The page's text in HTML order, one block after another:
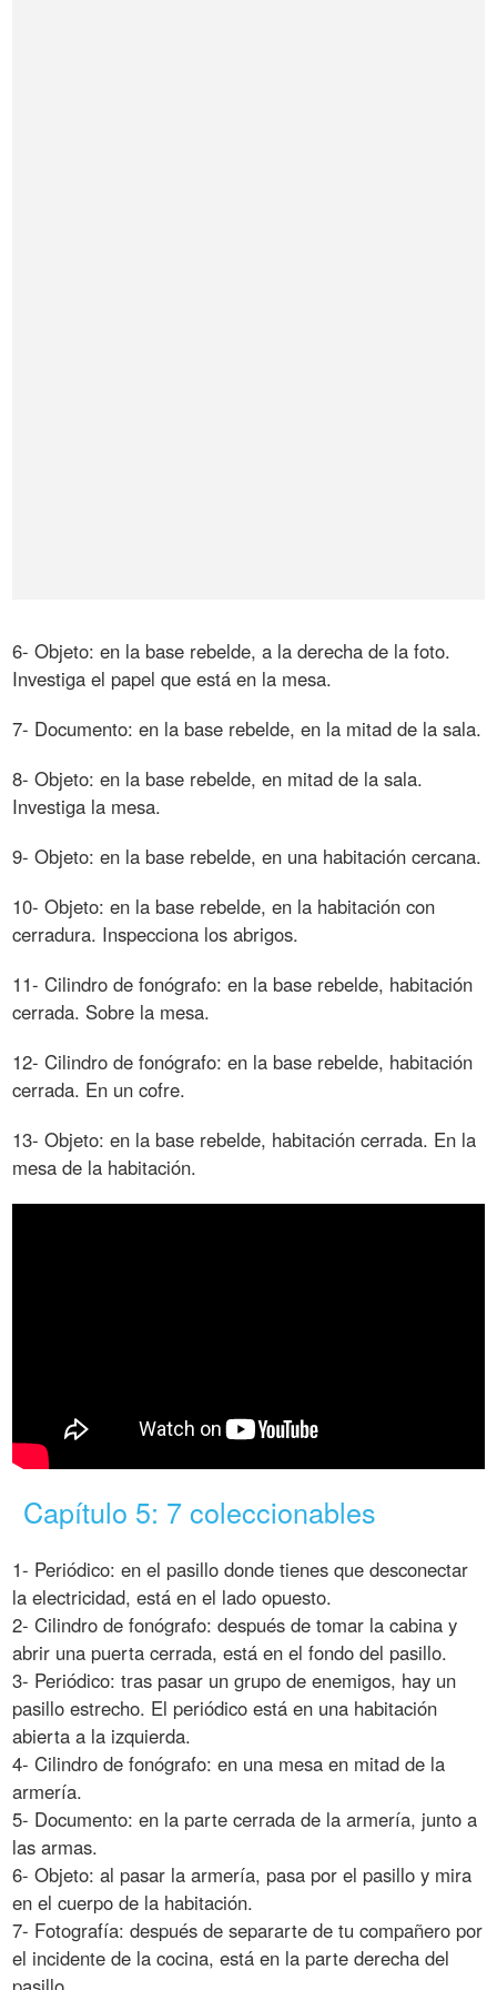
6- Objeto: en la base rebelde, a la derecha de la foto.
Investiga el papel que está en la mesa.
7- Documento: en la base rebelde, en la mitad de la sala.
8- Objeto: en la base rebelde, en mitad de la sala.
Investiga la mesa.
9- Objeto: en la base rebelde, en una habitación cercana.
10- Objeto: en la base rebelde, en la habitación con
cerradura. Inspecciona los abrigos.
11- Cilindro de fonógrafo: en la base rebelde, habitación
cerrada. Sobre la mesa.
12- Cilindro de fonógrafo: en la base rebelde, habitación
cerrada. En un cofre.
13- Objeto: en la base rebelde, habitación cerrada. En la
mesa de la habitación.
Capítulo 5: 7 coleccionables
1- Periódico: en el pasillo donde tienes que desconectar
la electricidad, está en el lado opuesto.
2- Cilindro de fonógrafo: después de tomar la cabina y
abrir una puerta cerrada, está en el fondo del pasillo.
3- Periódico: tras pasar un grupo de enemigos, hay un
pasillo estrecho. El periódico está en una habitación
abierta a la izquierda.
4- Cilindro de fonógrafo: en una mesa en mitad de la
armería.
5- Documento: en la parte cerrada de la armería, junto a
las armas.
6- Objeto: al pasar la armería, pasa por el pasillo y mira
en el cuerpo de la habitación.
7- Fotografía: después de separarte de tu compañero por
el incidente de la cocina, está en la parte derecha del